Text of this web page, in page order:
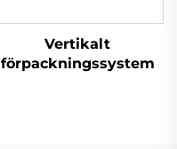
Vertikalt
förpackningssystem